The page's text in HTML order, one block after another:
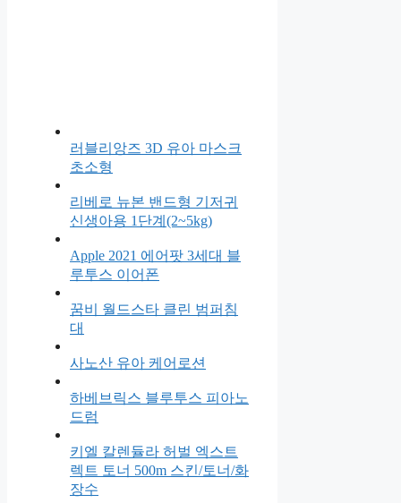
러블리앙즈 3D 유아 마스크
초소형
리베로 뉴본 밴드형 기저귀
신생아용 1단계(2~5kg)
Apple 2021 에어팟 3세대 블
루투스 이어폰
꿈비 월드스타 클린 범퍼침
대
사노산 유아 케어로션
하베브릭스 블루투스 피아노
드럼
키엘 칼렌듈라 허벌 엑스트
렉트 토너 500m 스킨/토너/화
장수